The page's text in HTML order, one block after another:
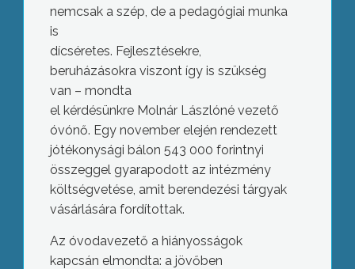
nemcsak a szép, de a pedagógiai munka
is
dícséretes. Fejlesztésekre,
beruházásokra viszont így is szükség
van – mondta
el kérdésünkre Molnár Lászlóné vezető
óvónő. Egy november elején rendezett
jótékonysági bálon 543 000 forintnyi
összeggel gyarapodott az intézmény
költségvetése, amit berendezési tárgyak
vásárlására fordítottak.
Az óvodavezető a hiányosságok
kapcsán elmondta: a jövőben